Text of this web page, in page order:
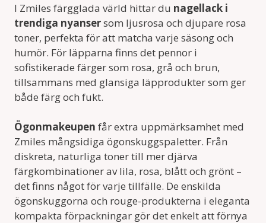
I Zmiles färgglada värld hittar du nagellack i
trendiga nyansersom ljusrosa och djupare rosa
toner, perfekta för att matcha varje säsong och
humör. För läpparna finns det pennor i
sofistikerade färger som rosa, grå och brun,
tillsammans med glansiga läpprodukter som ger
både färg och fukt.
Ögonmakeupen får extra uppmärksamhet med
Zmiles mångsidiga ögonskuggspaletter. Från
diskreta, naturliga toner till mer djärva
färgkombinationer av lila, rosa, blått och grönt –
det finns något för varje tillfälle. De enskilda
ögonskuggorna och rouge-produkterna i eleganta
kompakta förpackningar gör det enkelt att förnya